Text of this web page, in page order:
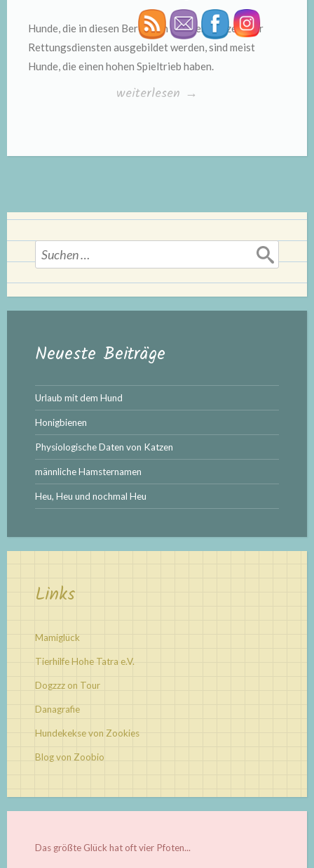
Hunde, die in diesen Bereichen von der Polizei oder
Rettungsdiensten ausgebildet werden, sind meist
Hunde, die einen hohen Spieltrieb haben.
„Hundenasen“
weiterlesen →
Suchen
nach:
Neueste Beiträge
Urlaub mit dem Hund
Honigbienen
Physiologische Daten von Katzen
männliche Hamsternamen
Heu, Heu und nochmal Heu
Links
Mamiglück
Tierhilfe Hohe Tatra e.V.
Dogzzz on Tour
Danagrafie
Hundekekse von Zookies
Blog von Zoobio
Das größte Glück hat oft vier Pfoten...